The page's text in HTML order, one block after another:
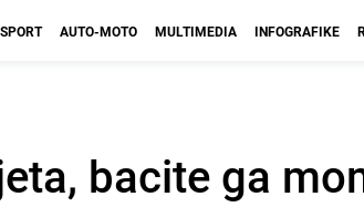
SPORT AUTO-MOTO MULTIMEDIA INFOGRAFIKE
bacite ga